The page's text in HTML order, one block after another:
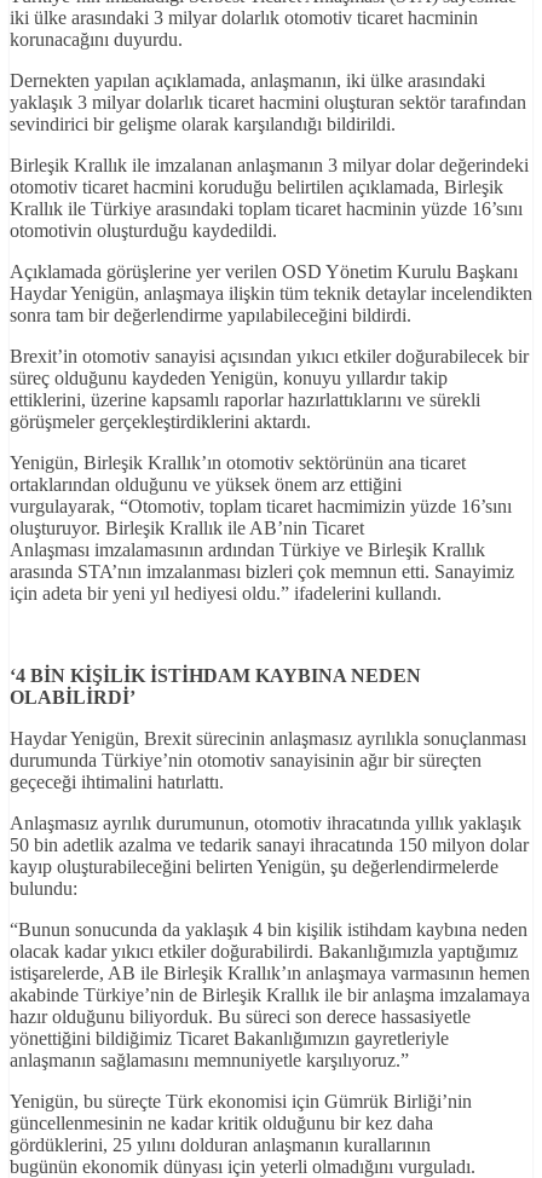
iki ülke arasındaki 3 milyar dolarlık otomotiv ticaret hacminin
korunacağını duyurdu.
Dernekten yapılan açıklamada, anlaşmanın, iki ülke arasındaki
yaklaşık 3 milyar dolarlık ticaret hacmini oluşturan sektör tarafından
sevindirici bir gelişme olarak karşılandığı bildirildi.
Birleşik Krallık ile imzalanan anlaşmanın 3 milyar dolar değerindeki
otomotiv ticaret hacmini koruduğu belirtilen açıklamada, Birleşik
Krallık ile Türkiye arasındaki toplam ticaret hacminin yüzde 16’sını
otomotivin oluşturduğu kaydedildi.
Açıklamada görüşlerine yer verilen OSD Yönetim Kurulu Başkanı
Haydar Yenigün, anlaşmaya ilişkin tüm teknik detaylar incelendikten
sonra tam bir değerlendirme yapılabileceğini bildirdi.
Brexit’in otomotiv sanayisi açısından yıkıcı etkiler doğurabilecek bir
süreç olduğunu kaydeden Yenigün, konuyu yıllardır takip
ettiklerini, üzerine kapsamlı raporlar hazırlattıklarını ve sürekli
görüşmeler gerçekleştirdiklerini aktardı.
Yenigün, Birleşik Krallık’ın otomotiv sektörünün ana ticaret
ortaklarından olduğunu ve yüksek önem arz ettiğini
vurgulayarak, “Otomotiv, toplam ticaret hacmimizin yüzde 16’sını
oluşturuyor. Birleşik Krallık ile AB’nin Ticaret
Anlaşması imzalamasının ardından Türkiye ve Birleşik Krallık
arasında STA’nın imzalanması bizleri çok memnun etti. Sanayimiz
için adeta bir yeni yıl hediyesi oldu.” ifadelerini kullandı.
‘4 BİN KİŞİLİK İSTİHDAM KAYBINA NEDEN
OLABİLİRDİ’
Haydar Yenigün, Brexit sürecinin anlaşmasız ayrılıkla sonuçlanması
durumunda Türkiye’nin otomotiv sanayisinin ağır bir süreçten
geçeceği ihtimalini hatırlattı.
Anlaşmasız ayrılık durumunun, otomotiv ihracatında yıllık yaklaşık
50 bin adetlik azalma ve tedarik sanayi ihracatında 150 milyon dolar
kayıp oluşturabileceğini belirten Yenigün, şu değerlendirmelerde
bulundu:
“Bunun sonucunda da yaklaşık 4 bin kişilik istihdam kaybına neden
olacak kadar yıkıcı etkiler doğurabilirdi. Bakanlığımızla yaptığımız
istişarelerde, AB ile Birleşik Krallık’ın anlaşmaya varmasının hemen
akabinde Türkiye’nin de Birleşik Krallık ile bir anlaşma imzalamaya
hazır olduğunu biliyorduk. Bu süreci son derece hassasiyetle
yönettiğini bildiğimiz Ticaret Bakanlığımızın gayretleriyle
anlaşmanın sağlamasını memnuniyetle karşılıyoruz.”
Yenigün, bu süreçte Türk ekonomisi için Gümrük Birliği’nin
güncellenmesinin ne kadar kritik olduğunu bir kez daha
gördüklerini, 25 yılını dolduran anlaşmanın kurallarının
bugünün ekonomik dünyası için yeterli olmadığını vurguladı.